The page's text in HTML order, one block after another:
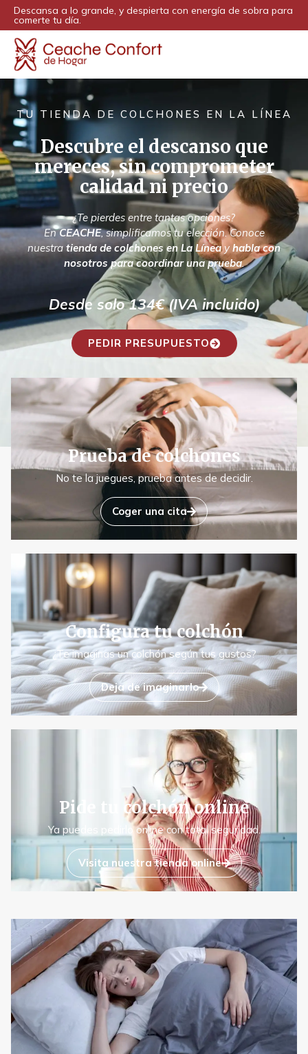
Descansa a lo grande, y despierta con energía de sobra para
comerte tu día.
TU TIENDA DE COLCHONES EN LA LÍNEA
Descubre el descanso que
mereces, sin comprometer
calidad ni precio
¿Te pierdes entre tantas opciones?
EnCEACHE, simplificamos tu elección. Conoce
nuestratienda de colchones en La Líneay habla con
nosotros para coordinar una prueba.
Desde solo 134€ (IVA incluido)
PEDIR PRESUPUESTO
Prueba de colchones
No te la juegues, prueba antes de decidir.
Coger una cita
Configura tu colchón
¿Te imaginas un colchón según tus gustos?
Deja de imaginarlo
Pide tu colchón online
Ya puedes pedirlo online con total seguridad.
Visita nuestra tienda online